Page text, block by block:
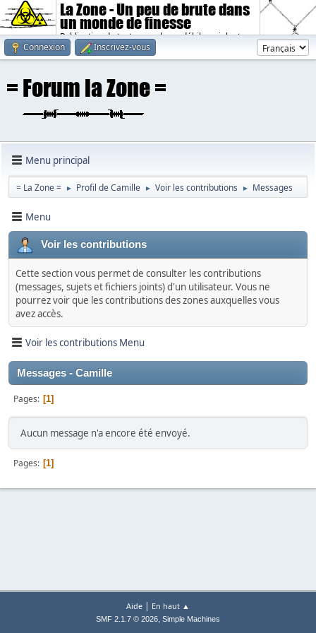
La Zone - Un peu de brute dans
un monde de finesse
Publication de textes sombres, débiles, violents.
Connexion
Inscrivez-vous
Menu principal
= La Zone = ► Profil de Camille ► Voir les contributions ► Messages
Menu
Voir les contributions
Cette section vous permet de consulter les contributions
(messages, sujets et fichiers joints) d'un utilisateur. Vous ne
pourrez voir que les contributions des zones auxquelles vous
avez accès.
Voir les contributions Menu
Messages - Camille
Pages 1
Aucun message n'a encore été envoyé.
Pages 1
Aide | En haut ▲
SMF 2.1.7 © 2026, Simple Machines